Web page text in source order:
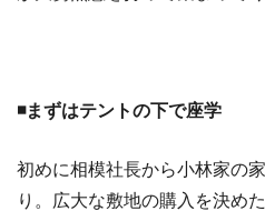
◾️まずはテントの下で座学
初めに相模社長から小林家の
り。広大な敷地の購入を決め